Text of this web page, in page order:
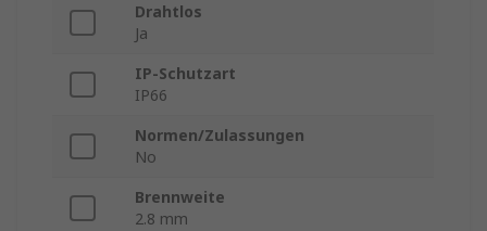
Drahtlos
Ja
IP-Schutzart
IP66
Normen/Zulassungen
No
Brennweite
2.8 mm